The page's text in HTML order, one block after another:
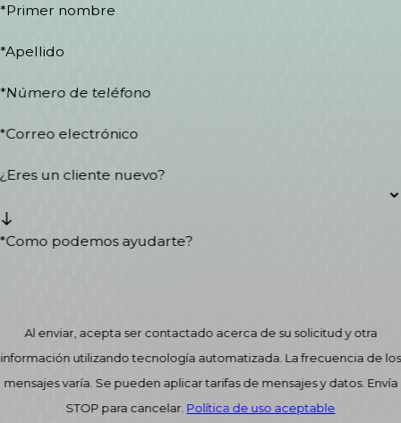
*Primer nombre
*Apellido
*Número de teléfono
*Correo electrónico
¿Eres un cliente nuevo?
*Como podemos ayudarte?
Al enviar, acepta ser contactado acerca de su solicitud y otra
información utilizando tecnología automatizada. La frecuencia de los
mensajes varía. Se pueden aplicar tarifas de mensajes y datos. Envía
STOP para cancelar. Política de uso aceptable